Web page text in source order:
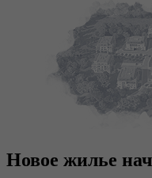
Новое жилье